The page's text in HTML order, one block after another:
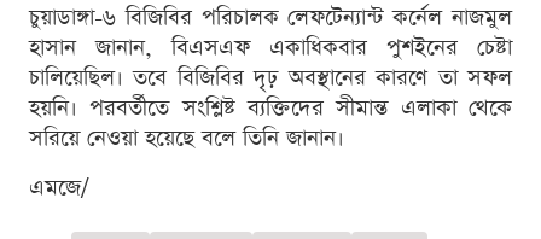
চুয়াডাঙ্গা-৬ বিজিবির পরিচালক লেফটেন্যান্ট কর্নেল নাজমুল
হাসান জানান, বিএসএফ একাধিকবার পুশইনের চেষ্টা
চালিয়েছিল। তবে বিজিবির দৃঢ় অবস্থানের কারণে তা সফল
হয়নি। পরবর্তীতে সংশ্লিষ্ট ব্যক্তিদের সীমান্ত এলাকা থেকে
সরিয়ে নেওয়া হয়েছে বলে তিনি জানান।
এমজে/